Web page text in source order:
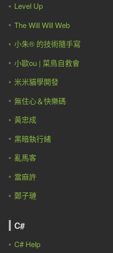
Level Up
The Will Will Web
小朱® 的技術隨手寫
小歐ou | 菜鳥自救會
米米貓學開發
無住心＆快樂碼
黃忠成
黑暗執行緒
亂馬客
當麻許
鄭子璉
C#
C# Help